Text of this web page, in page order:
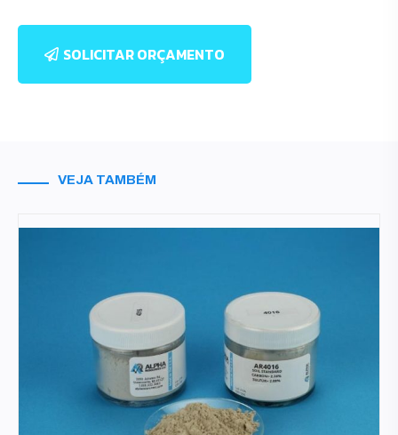
SOLICITAR ORÇAMENTO
VEJA TAMBÉM